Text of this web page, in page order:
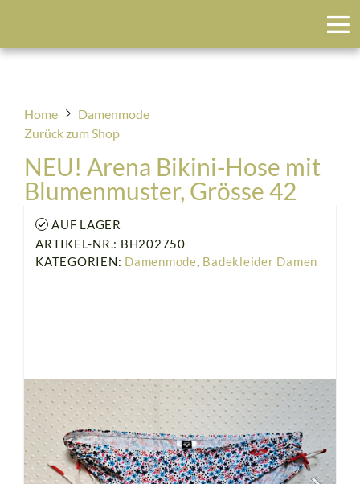
Home
Damenmode
Zurück zum Shop
NEU! Arena Bikini-Hose mit
Blumenmuster, Grösse 42
AUF LAGER
ARTIKEL-NR.: BH202750
KATEGORIEN: Damenmode, Badekleider Damen